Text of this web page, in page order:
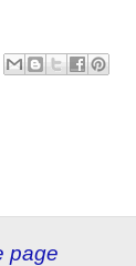
page